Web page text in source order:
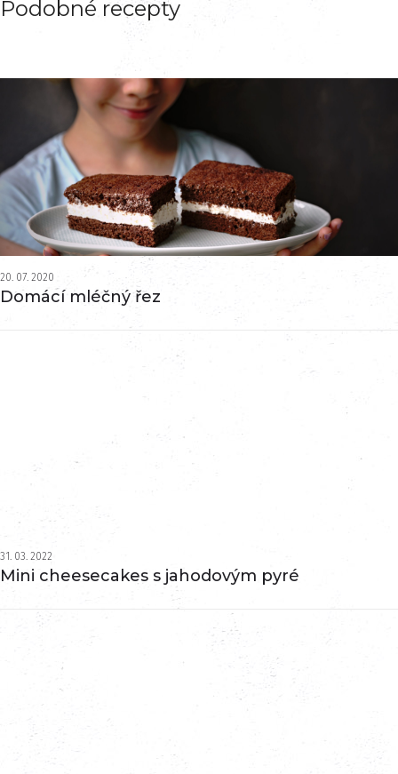
Podobné recepty
20. 07. 2020
Domácí mléčný řez
31. 03. 2022
Mini cheesecakes s jahodovým pyré